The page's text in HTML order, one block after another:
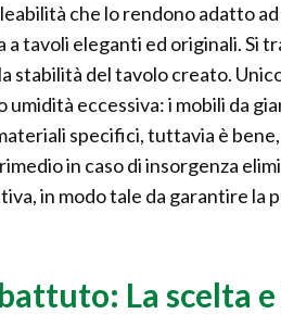
che lo rendono adatto
tavoli eleganti ed originali. Si
stabilità del tavolo creato.
umidità eccessiva: i mobili da
specifici, tuttavia è bene,
in caso di insorgenza
in modo tale da garantire la
La scelta